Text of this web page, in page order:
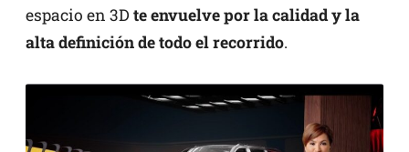
espacio en 3D te envuelve por la calidad y la
alta definición de todo el recorrido.